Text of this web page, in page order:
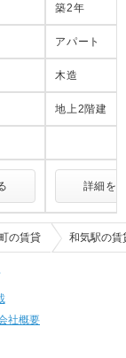
築2年
アパート
木造
地上2階建
詳細を
の賃貸 和気駅の賃
社概要